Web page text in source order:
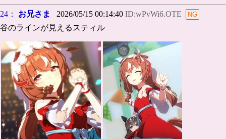
24： お兄さま 2026/05/15 00:14:40 ID:wPvWi6.OTE
谷のラインが見えるスティル